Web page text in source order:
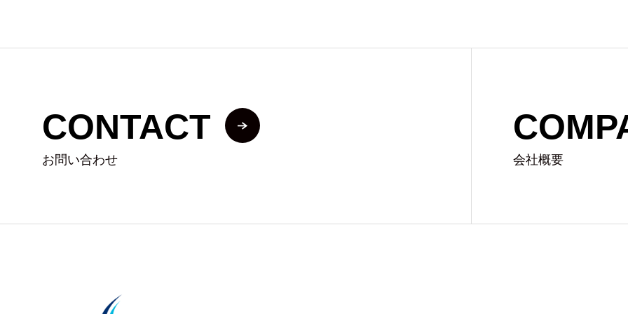
CONTACT
お問い合わせ 会社概要